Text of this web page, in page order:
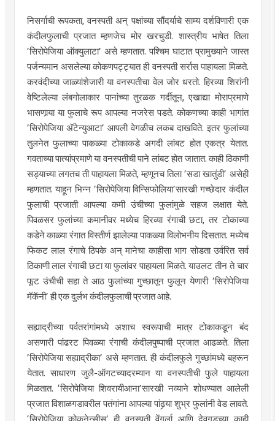
निसर्गाची रूपकता, वनस्पती अन् पक्षांच्या सौंदर्याचे साम्य दर्शविणारी एक
कंदीलफुलाची प्रजात म्हणजेच मोर खरचुडी. शास्त्रीय भाषेत तिला
’सिरोपेजिया ऑक्युलाटा’ असे म्हणतात. पश्चिम घाटात प्रामुख्याने जास्त
पर्जन्यमान असलेल्या कोकणपट्ट्यात ही वनस्पती सर्रास पाहायला मिळते.
करवंदीच्या जाळ्यांशेजारी या वनस्पतीचा वेल जोर धरतो. हिरव्या शिरांनी
वेष्टिलेल्या लंबगोलाकार पानांच्या तुरळक गर्दीतून, एखाद्या मोराप्रमाणे
भासणार्‍या या फुलाचे रूप आपल्या नजरेस पडते. कोकणच्या काही भागांत
’सिरोपेजिया अ‍ॅटेन्युआटा’ आपली वेगळीच लकब दाखविते. इतर फुलांच्या
तुलनेत फुलाच्या पाकळ्या टोकाकडे अगदी लांबट होत एकत्र येतात.
गवताच्या पात्यांप्रमाणे या वनस्पतीची पाने लांबट होत जातात. काही ठिकाणी
सड्याच्या लगतच ती पाहायला मिळते, म्हणूनच तिला ’सडा खातुंडी’ असेही
म्हणतात. याहून भिन्न ’सिरोपेजिया विन्सिफोलिया’सारखी गच्छेदार कंदील
फुलाची प्रजाती आपल्या कमी उंचीच्या फुलांमुळे सहज लक्षात येते.
पिवळसर फुलांच्या कमानीवर मध्येच हिरव्या रंगाची छटा, तर टोकाच्या
कडेने काळ्या रंगात विस्तीर्ण झालेल्या पाकळ्या विलोभनीय दिसतात. मध्येच
फिकट लाल रंगाचे ठिपके अन् मानेचा काहीसा भाग सोडता उर्वरित सर्व
ठिकाणी लाल रंगाची छटा या फुलांवर पाहायला मिळते. याउलट तीन ते चार
फूट उंचीची सहा ते आठ फुलांच्या गुच्छातून फुलून येणारी ’सिरोपेजिया
मॅकॅनी’ ही एक दुर्लभ कंदीलफुलाची प्रजात आहे.
सह्याद्रीच्या पर्वतरांगांमध्ये अशाच स्वरूपाची मात्र टोकाकडून बंद
असणारी पांढरट पिवळ्या रंगाची कंदीलपुष्पाची प्रजात आढळते. तिला
’सिरोपेजिया सह्याद्रीका’ असे म्हणतात. ही कंदीलफुले गुच्छांमध्ये बहरून
येतात. साधारण जुलै-ऑगटच्यादरम्यान या वनस्पतीची फुले पाहायला
मिळतात. ‘सिरोपेजिया शिवरायीआना’सारखी नव्याने शोधण्यात आलेली
प्रजात विशाळगडावरील पतंगांना आपल्या पांढर्‍या शुभ्र फुलांनी वेड लावते.
‘सिरोपेजिया कोकनेन्सीस’ ही वनस्पती वेंगुर्ला आणि देवगडच्या काही